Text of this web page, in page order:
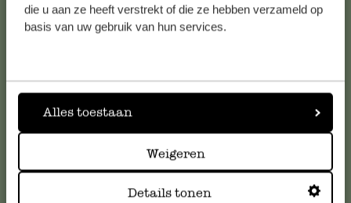
die u aan ze heeft verstrekt of die ze hebben verzameld op
basis van uw gebruik van hun services.
Alles toestaan
Weigeren
Details tonen
Falls Sie Fragen haben oder Tipps und Hilfe brauchen, wenden
Sie sich bitte an unseren Kundenservice. Oder lesen Sie hier
kundenservice@dille-kamille.at
Online-Kundenservice